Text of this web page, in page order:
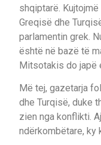
shqiptarë.
Greqisë dhe
parlamentin grek.
është në bazë të
Mitsotakis do japë
Më tej, gazetarja
dhe Turqisë, duke
zien nga konflikti.
ndërkombëtare, ky